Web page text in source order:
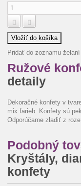
Vložiť do košíka
Pridať do zoznamu želaní
Ružové
detaily
Dekoračné konfety v
mix farieb. Konfety sú
Odporúčame zladiť z
Podobný
Kryštály,
konfety